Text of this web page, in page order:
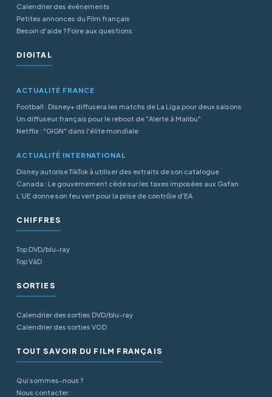
Calendrier des événements
Petites annonces du Film français
Besoin d'aide ? Foire aux questions
DIGITAL
ACTUALITÉ FRANCE
Football : Disney+ diffusera les matchs de La Liga pour deux saisons
Un diffuseur français pour le reboot de "Alerte à Malibu"
Netflix : "GIGN" dans l'élite mondiale
ACTUALITÉ INTERNATIONAL
Disney autorise TikTok à utiliser des extraits de son catalogue
Canada : Le gouvernement cède sur les taxes imposées aux Gafan
L’UE donne son feu vert pour la prise de contrôle d’EA
CHIFFRES
Top DVD/blu-ray
Top VàD
SORTIES
Calendrier des sorties DVD/blu-ray
Calendrier des sorties VOD
TOUT SAVOIR DU FILM FRANÇAIS
Qui sommes-nous ?
Nous contacter